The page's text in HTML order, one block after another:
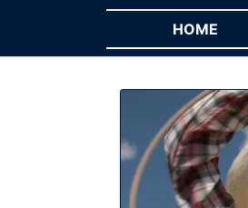
HOME